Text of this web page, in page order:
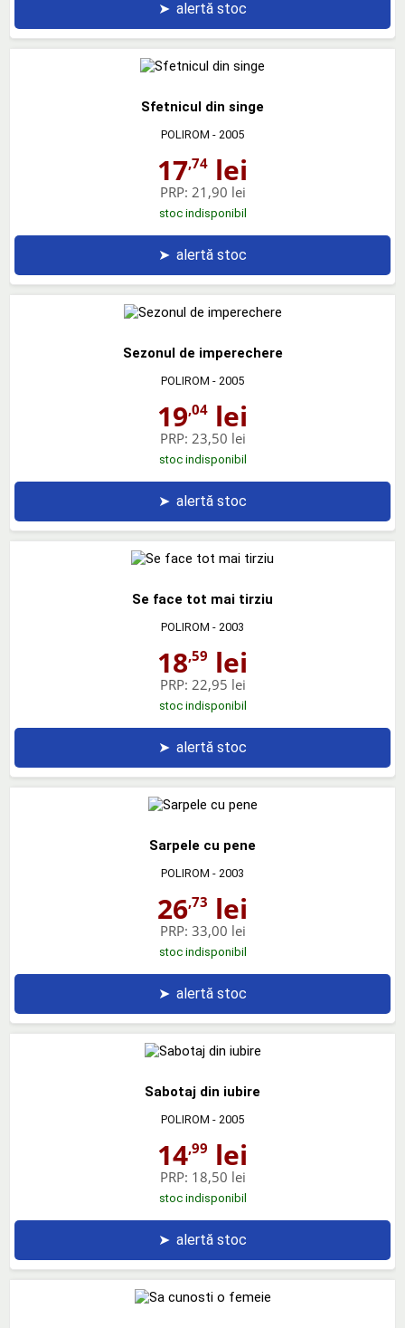
➤ alertă stoc
Sfetnicul din singe
POLIROM - 2005
17,74 lei
PRP: 21,90 lei
stoc indisponibil
➤ alertă stoc
Sezonul de imperechere
POLIROM - 2005
19,04 lei
PRP: 23,50 lei
stoc indisponibil
➤ alertă stoc
Se face tot mai tirziu
POLIROM - 2003
18,59 lei
PRP: 22,95 lei
stoc indisponibil
➤ alertă stoc
Sarpele cu pene
POLIROM - 2003
26,73 lei
PRP: 33,00 lei
stoc indisponibil
➤ alertă stoc
Sabotaj din iubire
POLIROM - 2005
14,99 lei
PRP: 18,50 lei
stoc indisponibil
➤ alertă stoc